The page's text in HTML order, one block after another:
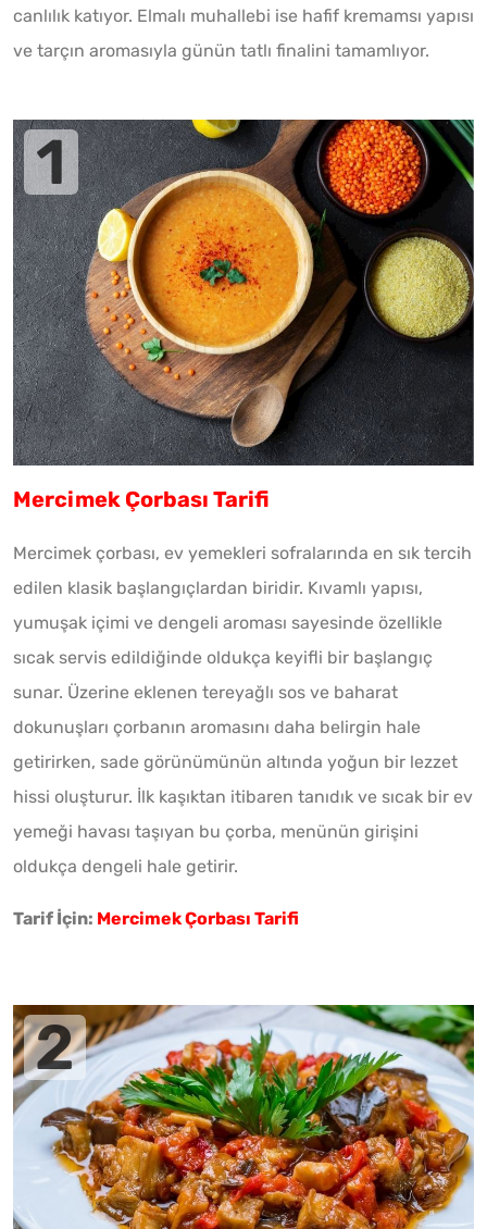
canlılık katıyor. Elmalı muhallebi ise hafif kremamsı yapısı
ve tarçın aromasıyla günün tatlı finalini tamamlıyor.
Mercimek Çorbası Tarifi
Mercimek çorbası, ev yemekleri sofralarında en sık tercih
edilen klasik başlangıçlardan biridir. Kıvamlı yapısı,
yumuşak içimi ve dengeli aroması sayesinde özellikle
sıcak servis edildiğinde oldukça keyifli bir başlangıç
sunar. Üzerine eklenen tereyağlı sos ve baharat
dokunuşları çorbanın aromasını daha belirgin hale
getirirken, sade görünümünün altında yoğun bir lezzet
hissi oluşturur. İlk kaşıktan itibaren tanıdık ve sıcak bir ev
yemeği havası taşıyan bu çorba, menünün girişini
oldukça dengeli hale getirir.
Tarif İçin: Mercimek Çorbası Tarifi